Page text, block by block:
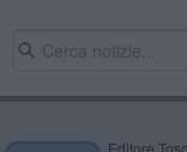
Editore